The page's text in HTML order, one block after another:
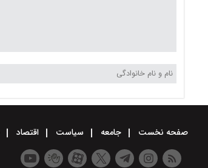
صفحه نخست جامعه سیاست اقتصاد